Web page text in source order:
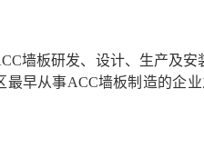
墙板研发、设计、生产及
早从事ACC墙板制造的企